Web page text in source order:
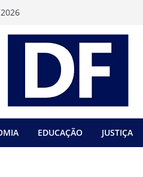
EDUCAÇÃO JUSTIÇA